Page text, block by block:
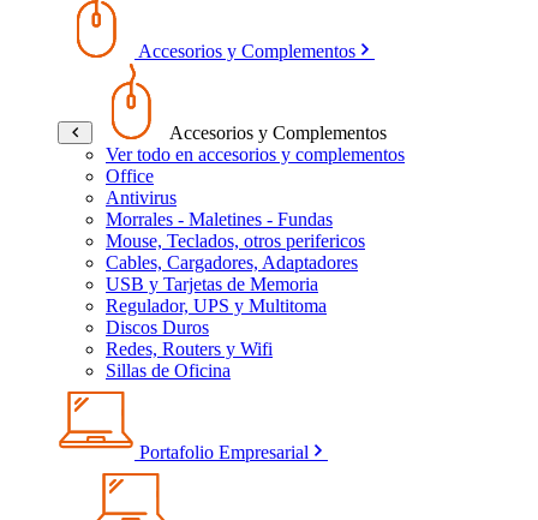
Accesorios y Complementos
Accesorios y Complementos
Ver todo en accesorios y complementos
Office
Antivirus
Morrales - Maletines - Fundas
Mouse, Teclados, otros perifericos
Cables, Cargadores, Adaptadores
USB y Tarjetas de Memoria
Regulador, UPS y Multitoma
Discos Duros
Redes, Routers y Wifi
Sillas de Oficina
Portafolio Empresarial